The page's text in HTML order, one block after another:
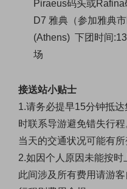
Piraeus码头或Rafina
D7 雅典（参加雅典
(Athens) 下团时间
场
接送站小贴士
1.请务必提早15分钟抵
时联系导游避免错失行程
当天的交通状况可能有所
2.如因个人原因未能按时
此间涉及所有费用请游